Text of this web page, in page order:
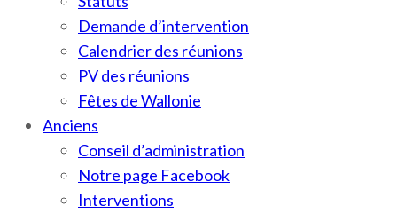
Demande d’intervention
Calendrier des réunions
PV des réunions
Fêtes de Wallonie
Anciens
Conseil d’administration
Notre page Facebook
Interventions